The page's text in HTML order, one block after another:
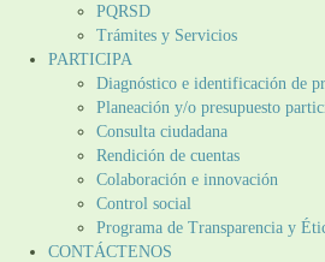
PQRSD
Trámites y Servicios
PARTICIPA
Diagnóstico e identificación de
Planeación y/o presupuesto
Consulta ciudadana
Rendición de cuentas
Colaboración e innovación
Control social
Programa de Transparencia y
CONTÁCTENOS